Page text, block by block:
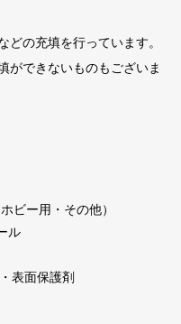
どの充填を行っています。
ができないものもございま
ビー用・その他）
ル
表面保護剤